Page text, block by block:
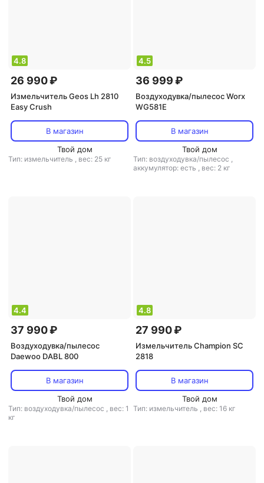
4.8
26 990 ₽
Измельчитель Geos Lh 2810
Easy Crush
В магазин
Твой дом
Тип: измельчитель , вес: 25 кг
4.5
36 999 ₽
Воздуходувка/пылесос Worx
WG581E
В магазин
Твой дом
Тип: воздуходувка/пылесос ,
аккумулятор: есть , вес: 2 кг
4.4
37 990 ₽
Воздуходувка/пылесос
Daewoo DABL 800
В магазин
Твой дом
Тип: воздуходувка/пылесос , вес: 1
кг
4.8
27 990 ₽
Измельчитель Champion SC
2818
В магазин
Твой дом
Тип: измельчитель , вес: 16 кг